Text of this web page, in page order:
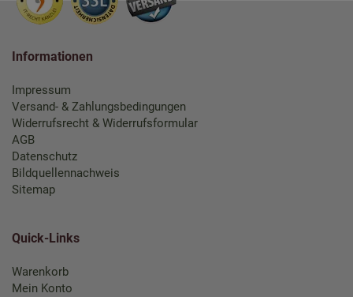
Informationen
Impressum
Versand- & Zahlungsbedingungen
Widerrufsrecht & Widerrufsformular
AGB
Datenschutz
Bildquellennachweis
Sitemap
Quick-Links
Warenkorb
Mein Konto